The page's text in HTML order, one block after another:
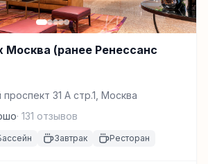
(ранее Ренессанс
31 А стр.1, Москва
· 131 отзывов
Завтрак Ресторан